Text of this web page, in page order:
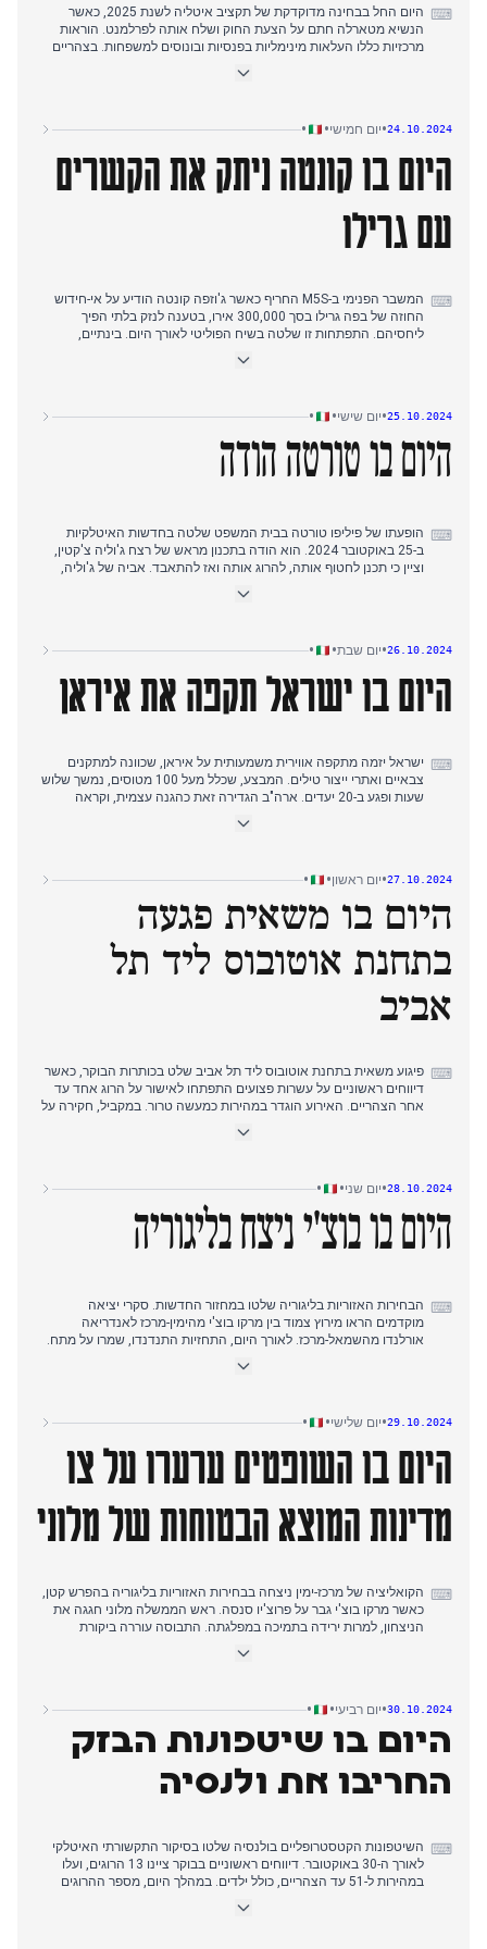
⌨
היום החל בבחינה מדוקדקת של תקציב איטליה לשנת 2025, כאשר
הנשיא מטארלה חתם על הצעת החוק ושלח אותה לפרלמנט. הוראות
מרכזיות כללו העלאות מינימליות בפנסיות ובונוסים למשפחות. בצהריים
סביב מינוי בעלו ב-MAXXI. תשומת הלב הוסטה אחר הצהריים לפיגוע
הערובה. בערב, ראש הממשלה מלוני התייחסה לביקורת על הסכם
בחדשות על פיצוץ במתקן טויוטה בבולוניה, שגרם להרוגים ופצועים.
24.10.2024
•יום חמישי•
•
היום בו קונטה ניתק את הקשרים
עם גרילו
⌨
המשבר הפנימי ב-M5S החריף כאשר ג'וזפה קונטה הודיע על אי-חידוש
החוזה של בפה גרילו בסך 300,000 אירו, בטענה לנזק בלתי הפיך
ליחסיהם. התפתחות זו שלטה בשיח הפוליטי לאורך היום. בינתיים,
לגבי אלימות בקרב בני נוער. המגזר הפיננסי עמד תחת בחינה כאשר
ספר בבולוניה ולדחיית משחק כדורגל בפרופיל גבוה. בזירה הבינלאומית,
הפצצת ישראל על בית ספר-מקלט בעזה גרמה לקורבנות אזרחיים רבים,
מה שהחריף עוד יותר את הסכסוך המתמשך.
25.10.2024
•יום שישי•
•
היום בו טורטה הודה
⌨ הופעתו של פיליפו טורטה בבית המשפט שלטה בחדשות האיטלקיות
ב-25 באוקטובר 2024. הוא הודה בתכנון מראש של רצח ג'וליה צ'קטין,
וציין כי תכנן לחטוף אותה, להרוג אותה ואז להתאבד. אביה של ג'וליה,
בעזה המשיך לקבל סיקור, עם דיווחים על אירוע רב נפגעים בג'בליה
פריצת נתונים הכוללת מאגרי מידע אסטרטגיים, שעלולה לסכן מידע רגיש
26.10.2024
•יום שבת•
•
היום בו ישראל תקפה את איראן
⌨ ישראל יזמה מתקפה אווירית משמעותית על איראן, שכוונה למתקנים
צבאיים ואתרי ייצור טילים. המבצע, שכלל מעל 100 מטוסים, נמשך שלוש
שעות ופגע ב-20 יעדים. ארה"ב הגדירה זאת כהגנה עצמית, וקראה
יותר רמזו שהם עשויים שלא להגיב. במישור הפנימי, התפתחה שערורייה
נערה בת 18 נדקרה למוות, כאשר שכן בן 19 נעצר והודה בפשע. היום
הסתיים בדיונים מתמשכים על האתגרים של הסינוד בהרמוניזציה של
הבדלים בתוך הכנסייה.
27.10.2024
•יום ראשון•
•
היום בו משאית פגעה
בתחנת אוטובוס ליד תל
אביב
⌨ פיגוע משאית בתחנת אוטובוס ליד תל אביב שלט בכותרות הבוקר, כאשר
דיווחים ראשוניים על עשרות פצועים התפתחו לאישור על הרוג אחד עד
אחר הצהריים. האירוע הוגדר במהירות כמעשה טרור. במקביל, חקירה על
התפתחה לאורך היום. התובעים הזהירו מהאיום הדמוקרטי שמציבים
של מקסיקו. הבחירות האזוריות בליגוריה ראו אחוזי הצבעה נמוכים.
בשעות הלילה המאוחרות הופיעו דיווחים על הצעה להפסקת אש בת
יומיים בעזה לשחרור בני ערובה, המדגישים את המתיחות המתמשכת
במזרח התיכון.
28.10.2024
•יום שני•
•
היום בו בוצ'י ניצח בליגוריה
⌨ הבחירות האזוריות בליגוריה שלטו במחזור החדשות. סקרי יציאה
מוקדמים הראו מירוץ צמוד בין מרקו בוצ'י מהימין-מרכז לאנדריאה
אורלנדו מהשמאל-מרכז. לאורך היום, התחזיות התנדנדו, שמרו על מתח.
הדמוקרטית (PD) הפכה למפלגה הגדולה ביותר, בעוד תנועת חמשת
מ-800,000 אנשים הושפעו. הסכסוך בין איראן לישראל נשאר במוקד,
כאשר איראן מאיימת ב"תוצאות מרות" לפעולות ישראל. תוכניות פולקסווגן
לסגור מפעלים בגרמניה משכו גם הן תשומת לב בשל ההשלכות
הכלכליות הפוטנציאליות.
29.10.2024
•יום שלישי•
•
היום בו השופטים ערערו על צו
מדינות המוצא הבטוחות של מלוני
⌨ הקואליציה של מרכז-ימין ניצחה בבחירות האזוריות בליגוריה בהפרש קטן,
כאשר מרקו בוצ'י גבר על פרוצ'יו סנסה. ראש הממשלה מלוני חגגה את
הניצחון, למרות ירידה בתמיכה במפלגתה. התבוסה עוררה ביקורת
בטוחות" לבית הדין האירופי לצדק, תוך הטלת ספק בתאימותו לחוק
האיחוד האירופי. מהלך זה מהווה אתגר נוסף למדיניות ההגירה של
הממשלה. סקנדל אבטחת הסייבר המתמשך התרחב, עם דיווחים על
מסמכים גנובים של אני וקשרים אפשריים עם שירותי המודיעין
הישראליים.
30.10.2024
•יום רביעי•
•
היום בו שיטפונות הבזק
החריבו את ולנסיה
⌨ השיטפונות הקטסטרופליים בולנסיה שלטו בסיקור התקשורתי האיטלקי
לאורך ה-30 באוקטובר. דיווחים ראשוניים בבוקר ציינו 13 הרוגים, ועלו
במהירות ל-51 עד הצהריים, כולל ילדים. במהלך היום, מספר ההרוגים
כחסר תקדים, עם כמות גשם של שמונה חודשים שירדה בתוך שעות